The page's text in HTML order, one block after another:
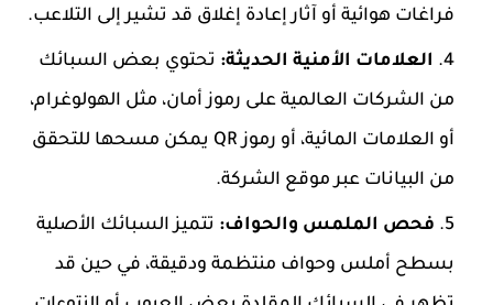
فراغات هوائية أو آثار إعادة إغلاق قد تشير إلى التلاعب.
العلامات الأمنية الحديثة: تحتوي بعض السبائك
من الشركات العالمية على رموز أمان، مثل الهولوغرام،
أو العلامات المائية، أو رموز QR يمكن مسحها للتحقق
من البيانات عبر موقع الشركة.
فحص الملمس والحواف: تتميز السبائك الأصلية
بسطح أملس وحواف منتظمة ودقيقة، في حين قد